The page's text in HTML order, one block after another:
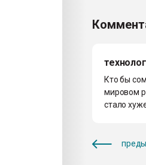
Кто бы
мировом
стало